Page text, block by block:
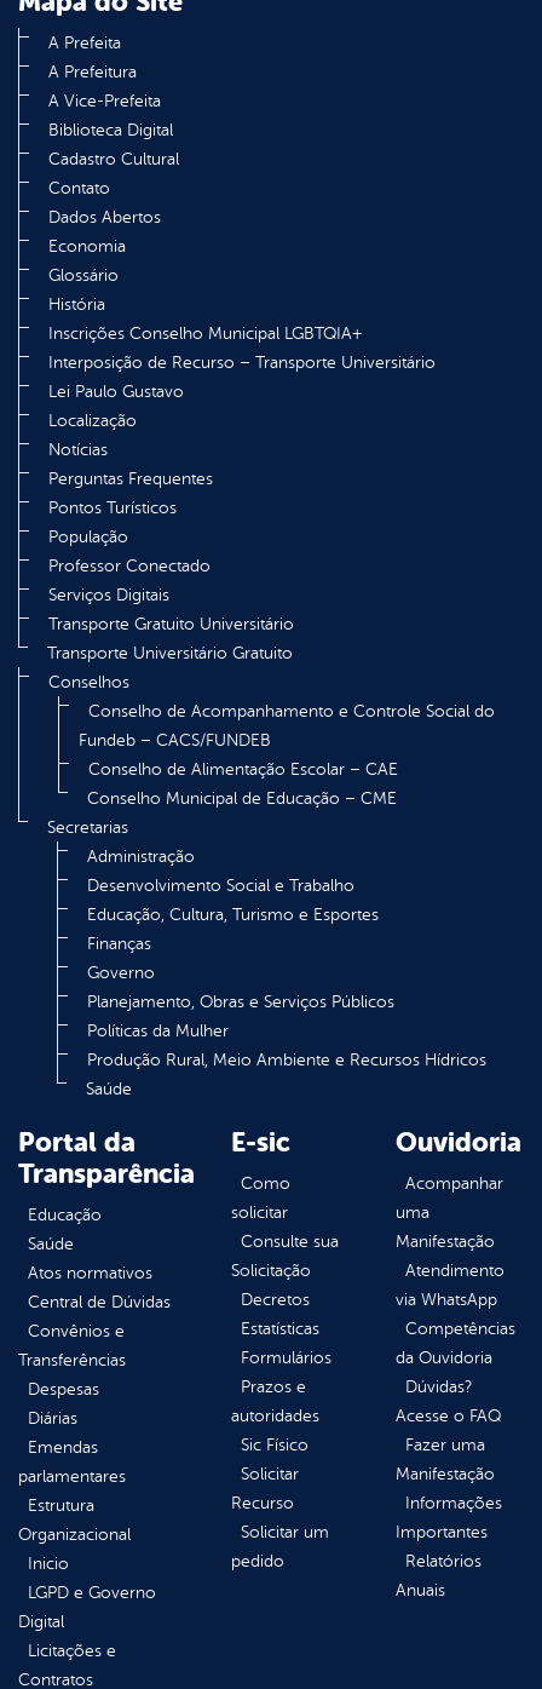
A Prefeita
A Prefeitura
A Vice-Prefeita
Biblioteca Digital
Cadastro Cultural
Contato
Dados Abertos
Economia
Glossário
História
Inscrições Conselho Municipal LGBTQIA+
Interposição de Recurso – Transporte Universitário
Lei Paulo Gustavo
Localização
Notícias
Perguntas Frequentes
Pontos Turísticos
População
Professor Conectado
Serviços Digitais
Transporte Gratuito Universitário
Transporte Universitário Gratuito
Conselhos
Conselho de Acompanhamento e Controle Social do
Fundeb – CACS/FUNDEB
Conselho de Alimentação Escolar – CAE
Conselho Municipal de Educação – CME
Secretarias
Administração
Desenvolvimento Social e Trabalho
Educação, Cultura, Turismo e Esportes
Finanças
Governo
Planejamento, Obras e Serviços Públicos
Políticas da Mulher
Produção Rural, Meio Ambiente e Recursos Hídricos
Saúde
Portal da
Transparência
Educação
Saúde
Atos normativos
Central de Dúvidas
Convênios e
Transferências
Despesas
Diárias
Emendas
parlamentares
Estrutura
Organizacional
Inicio
LGPD e Governo
Digital
Licitações e
Contratos
E-sic
Como
solicitar
Consulte sua
Solicitação
Decretos
Estatísticas
Formulários
Prazos e
autoridades
Sic Físico
Solicitar
Recurso
Solicitar um
pedido
Ouvidoria
Acompanhar
uma
Manifestação
Atendimento
via WhatsApp
Competências
da Ouvidoria
Dúvidas?
Acesse o FAQ
Fazer uma
Manifestação
Informações
Importantes
Relatórios
Anuais